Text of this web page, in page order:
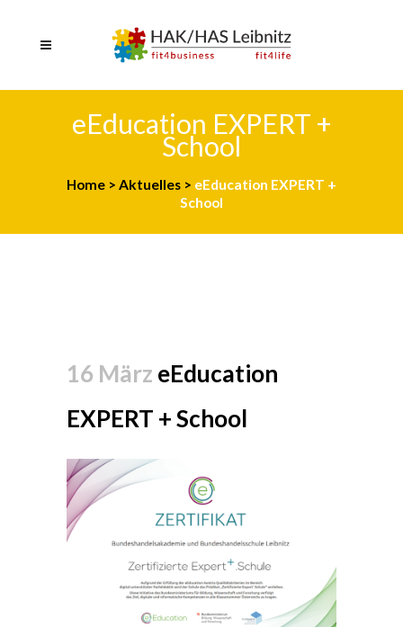
eEducation EXPERT +
School
Home > Aktuelles > eEducation EXPERT +
School
16 März eEducation
EXPERT + School